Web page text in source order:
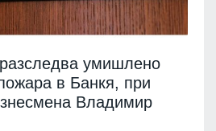
умишлено
в Банкя, при
Владимир